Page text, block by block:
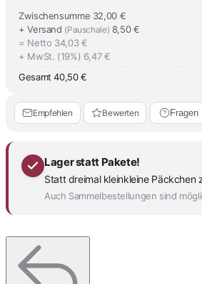
Zwischensumme 32,00 €
+ Versand (Pauschale) 8,50 €
= Netto 34,03 €
+ MwSt. (19%) 6,47 €
Gesamt 40,50 €
Empfehlen Bewerten Fragen
Lager statt Pakete!
Statt dreimal kleinkleine Päckchen
Auch Sammelbestellungen sind